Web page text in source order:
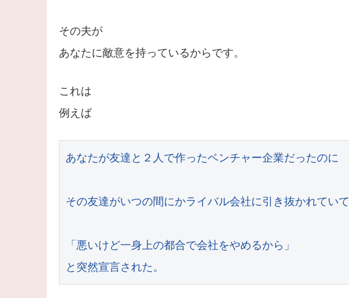
その夫が
あなたに敵意を持っているからです。
これは
例えば
あなたが友達と２人で作ったベンチャー企業だったのに
その友達がいつの間にかライバル会社に引き抜かれていて
「悪いけど一身上の都合で会社をやめるから」
と突然宣言された。